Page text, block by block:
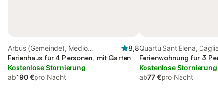
Arbus (Gemeinde), Medio
Campidano
8,8
Ferienhaus für 4 Personen, mit Garten
Kostenlose Stornierung
ab190 €pro Nacht
Quartu Sant'Elena,
Ferienwohnung für 3
Kostenlose Stornierung
ab77 €pro Nacht